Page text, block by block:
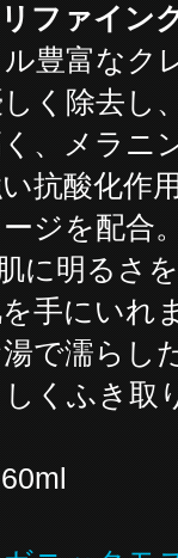
ファイン
ル豊富なク
く除去し
、メラニ
抗酸化作
ジを配合
に明るさ
手にいれ
湯で濡らし
くふき取